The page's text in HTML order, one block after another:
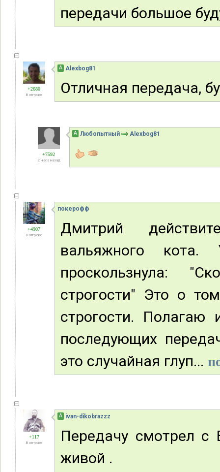
передачи большое
+2680
В отпуске
А Alexbog81
Отличная передача,
+7592
2 часа назад
А Любопытный Alexbog81
+4907
В отпуске
покерофф
Дмитрий
вальяжного
проскользнула:
строгости" Это о
строгости.
последующих
это случайная глуп...
+117
В отпуске
А ivan-dikobrazzz
Передачу смотрел
живой .